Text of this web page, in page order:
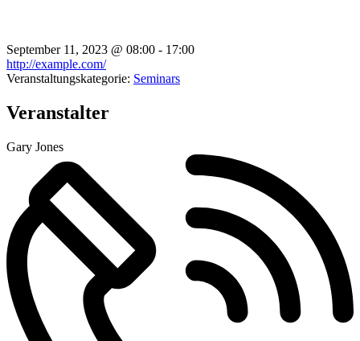
September 11, 2023 @ 08:00 - 17:00
http://example.com/
Veranstaltungskategorie: Seminars
Veranstalter
Gary Jones